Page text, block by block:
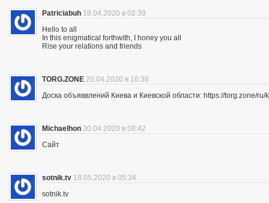
Patriciabuh 18.04.2020 в 02:39
Hello to all
In this enigmatical forthwith, I honey you all
Rise your relations and friends
TORG.ZONE 20.04.2020 в 16:36
Доска объяввлений Киева и Киевской области: https://torg.zone/ru/
Michaelhon 30.04.2020 в 08:42
Сайт
sotnik.tv 18.05.2020 в 05:34
sotnik.tv